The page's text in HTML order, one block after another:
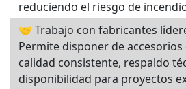
reduciendo el riesgo de
🤝 Trabajo con fabricantes
Permite disponer de
calidad consistente, respaldo
disponibilidad para proyectos